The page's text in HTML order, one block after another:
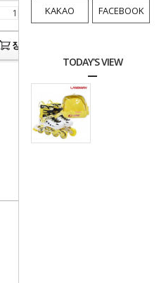
KAKAO FACEBOOK
TODAY'S VIEW